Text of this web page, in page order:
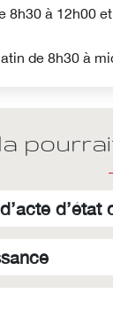
8h30 à 12h00
de 8h30 à
d’état